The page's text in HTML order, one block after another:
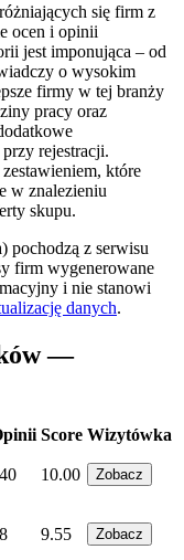
się firm z
ocen i opinii
jest imponująca – od
o wysokim
firmy w tej branży
pracy oraz
rejestracji.
które
w znalezieniu
skupu.
pochodzą z serwisu
firm wygenerowane
i nie stanowi
danych.
—
Score Wizytówka
10.00 Zobacz
9.55 Zobacz